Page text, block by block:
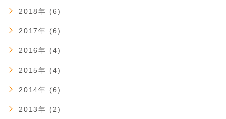
2018年 (6)
2017年 (6)
2016年 (4)
2015年 (4)
2014年 (6)
2013年 (2)